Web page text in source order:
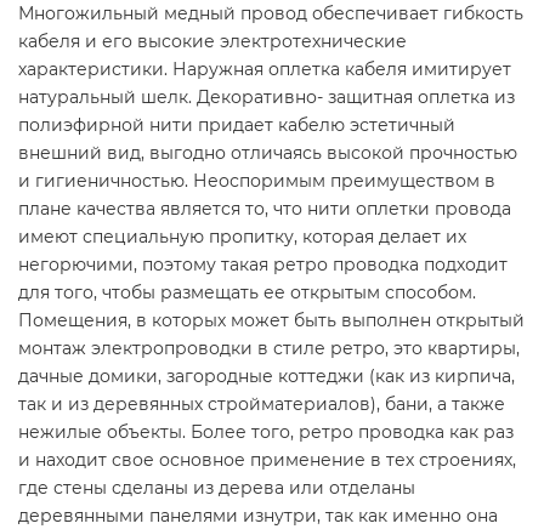
Многожильный медный провод обеспечивает гибкость
кабеля и его высокие электротехнические
характеристики. Наружная оплетка кабеля имитирует
натуральный шелк. Декоративно- защитная оплетка из
полиэфирной нити придает кабелю эстетичный
внешний вид, выгодно отличаясь высокой прочностью
и гигиеничностью. Неоспоримым преимуществом в
плане качества является то, что нити оплетки провода
имеют специальную пропитку, которая делает их
негорючими, поэтому такая ретро проводка подходит
для того, чтобы размещать ее открытым способом.
Помещения, в которых может быть выполнен открытый
монтаж электропроводки в стиле ретро, это квартиры,
дачные домики, загородные коттеджи (как из кирпича,
так и из деревянных стройматериалов), бани, а также
нежилые объекты. Более того, ретро проводка как раз
и находит свое основное применение в тех строениях,
где стены сделаны из дерева или отделаны
деревянными панелями изнутри, так как именно она